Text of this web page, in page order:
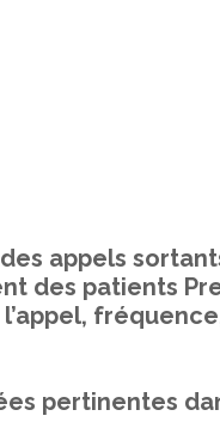
appels
des patients
pertinentes